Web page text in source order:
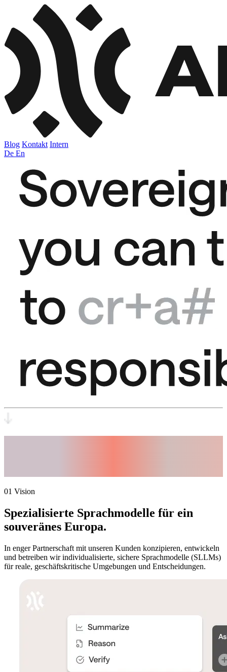
Blog Kontakt Intern
De En
01 Vision
Spezialisierte Sprachmodelle für ein
souveränes Europa.
In enger Partnerschaft mit unseren Kunden konzipieren, entwickeln
und betreiben wir individualisierte, sichere Sprachmodelle (SLLMs)
für reale, geschäftskritische Umgebungen und Entscheidungen.